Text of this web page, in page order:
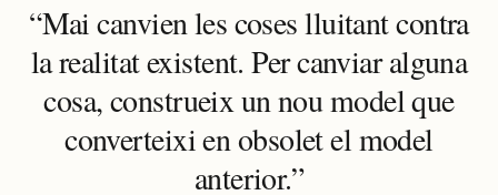
“Mai canvien les coses lluitant contra
la realitat existent. Per canviar alguna
cosa, construeix un nou model que
converteixi en obsolet el model
anterior.”